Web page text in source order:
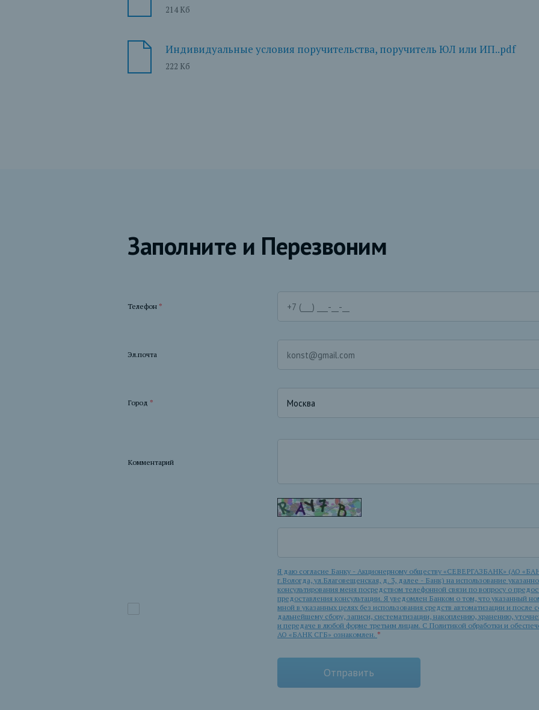
214 Кб
Индивидуальные условия поручительства, поручитель ЮЛ или ИП..pdf
222 Кб
Заполните и Перезвоним
Телефон *
Эл.почта
Город *
Комментарий
Я даю согласие Банку - Акционерному обществу «СЕВЕРГАЗБАНК» (АО
г.Вологда, ул.Благовещенская, д. 3, далее - Банк) на использование
консультирования меня посредством телефонной связи по вопросу о
предоставления консультации. Я уведомлен Банком о том, что указанный
мной в указанных целях без использования средств автоматизации и
дальнейшему сбору, записи, систематизации, накоплению, хранению,
и передаче в любой форме третьим лицам. С Политикой обработки и
АО «БАНК СГБ» ознакомлен. *